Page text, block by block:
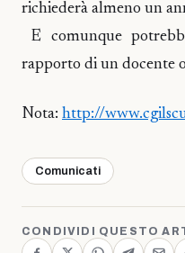
richiederà almeno un
E comunque
rapporto di un docente
Nota: http://
Comunicati
CONDIVIDI QUESTO